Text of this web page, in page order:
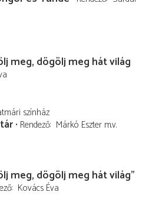
meg, dögölj meg hát világ
színház
Rendező Márkó Eszter m.v.
meg, dögölj meg hát világ”
Kovács Éva